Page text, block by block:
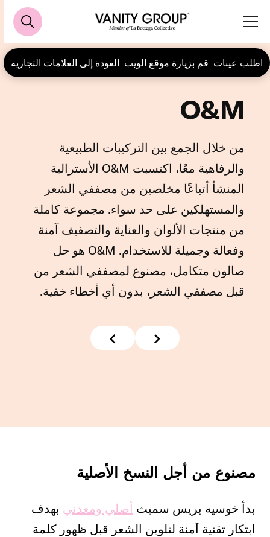
اطلب عينات قم بزيارة موقع الويب العودة إلى العلامات التجارية
O&M
من خلال الجمع بين التركيبات الطبيعية
والرفاهية معًا، اكتسبت O&M الأسترالية
المنشأ أتباعًا مخلصين من مصففي الشعر
والمستهلكين على حد سواء. مجموعة كاملة
من منتجات الألوان والعناية والتصفيف آمنة
وفعالة وجميلة للاستخدام. O&M هو حل
صالون متكامل، مصنوع لمصففي الشعر من
قبل مصففي الشعر، بدون أي أخطاء خفية.
مصنوع من أجل النسخ الأصلية
بدأ خوسيه بريس سميث أصلي ومعدني بهدف
ابتكار تقنية آمنة لتلوين الشعر قبل ظهور كلمة